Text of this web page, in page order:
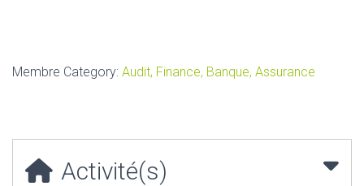
Membre Category: Audit, Finance, Banque, Assurance
Activité(s)